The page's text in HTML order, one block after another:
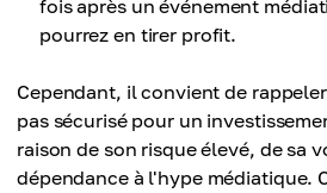
fois après un événement
pourrez en tirer profit.
Cependant, il convient de
pas sécurisé pour un
raison de son risque élevé, de sa
dépendance à l'hype médiatique.